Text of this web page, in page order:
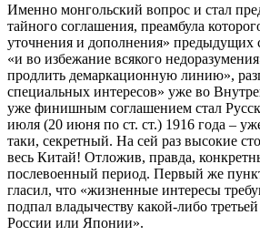
Именно монгольский вопрос и стал
тайного соглашения, преамбула
уточнения и дополнения» предыдущих
«и во избежание всякого
продлить демаркационную линию»,
специальных интересов» уже во
уже финишным соглашением стал
июля (20 июня по ст. ст.) 1916 года –
таки, секретный. На сей раз высокие
весь Китай! Отложив, правда,
послевоенный период. Первый же
гласил, что «жизненные интересы
подпал владычеству какой-либо
России или Японии».